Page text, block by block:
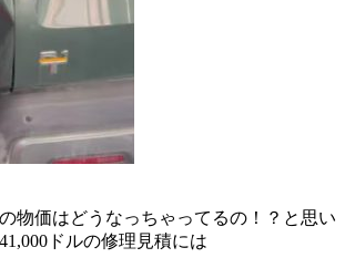
物価はどうなっちゃってるの！？と思い
ドルの修理見積には